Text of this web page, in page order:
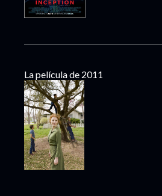
La película de 2011